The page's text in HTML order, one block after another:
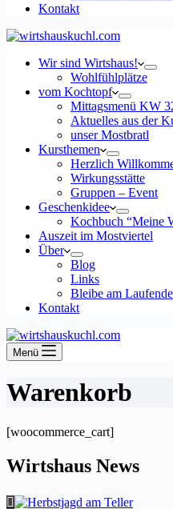
Kontakt
Wir sind Wirtshaus!
Wohlfühlplätze
vom Kochtopf
Mittagsmenü KW
Aktuelles aus der
unser Mostbratl
Kursthemen
Herzlich
Wirkungsstätte
Gruppen – Event
Geschenkidee
Kochbuch “Meine
Auszeit im Mostviertel
Über
Blog
Links
Bleibe am
Kontakt
Menü
Warenkorb
[woocommerce_cart]
Wirtshaus News